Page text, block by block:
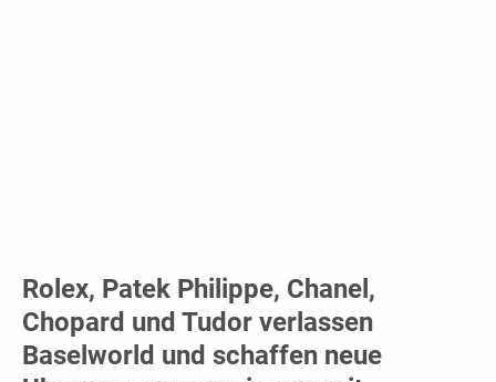
Rolex, Patek Philippe, Chanel,
Chopard und Tudor verlassen
Baselworld und schaffen neue